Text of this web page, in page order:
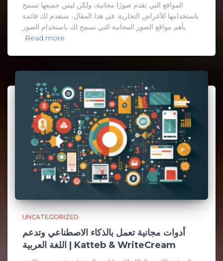
المواقع التي تقدم صورًا مجانية، ولكن ليس جميعها تسمح
باستخدامها للأغراض التجارية. في هذا المقال، سنقدم لك قائمة
بأهم مواقع الصور المجانية التي تسمح لك باستخدام الصور
Read more
UNCATEGORIZED
أدوات مجانية تعمل بالذكاء الاصطناعي وتدعم
اللغة العربية | Katteb & WriteCream